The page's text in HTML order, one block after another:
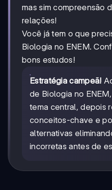
mas sim compreensão
relações!
Você já tem o que
Biologia no ENEM.
bons estudos!
Estratégia campeã!
de Biologia no
tema central, depois
conceitos-chave e
alternativas
incorretas antes de